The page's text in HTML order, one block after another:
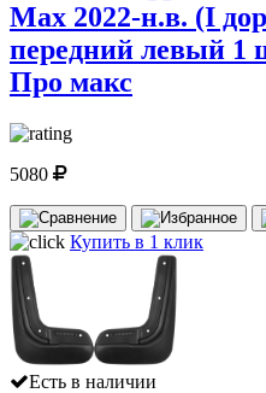
Max 2022-н.в. (I
передний левый 1
Про макс
5080
Купить в 1 клик
Есть в наличии